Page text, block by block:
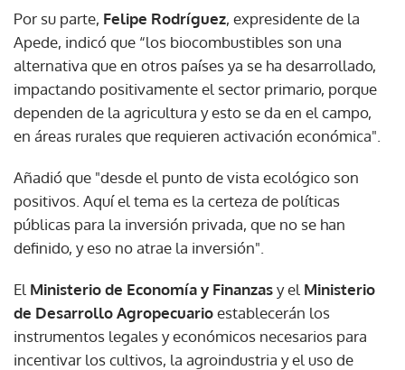
Por su parte, Felipe Rodríguez, expresidente de la
Apede, indicó que “los biocombustibles son una
alternativa que en otros países ya se ha desarrollado,
impactando positivamente el sector primario, porque
dependen de la agricultura y esto se da en el campo,
en áreas rurales que requieren activación económica".
Añadió que "desde el punto de vista ecológico son
positivos. Aquí el tema es la certeza de políticas
públicas para la inversión privada, que no se han
definido, y eso no atrae la inversión".
El Ministerio de Economía y Finanzasy el Ministerio
de Desarrollo Agropecuarioestablecerán los
instrumentos legales y económicos necesarios para
incentivar los cultivos, la agroindustria y el uso de